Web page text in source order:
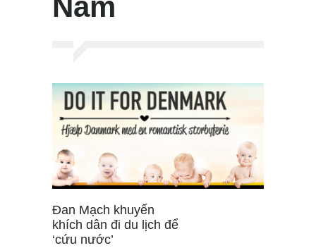
Đan Mạch khuyến
khích dân đi du lịch để
‘cứu nước’